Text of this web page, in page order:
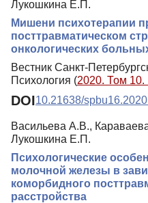
Лукошкина Е.П.
Мишени психотерапии
посттравматическом
онкологических
Вестник Санкт-
Психология (2020. Том
DOI10.21638/
Васильева А.В.,
Лукошкина Е.П.
Психологические
молочной железы в
коморбидного
расстройства